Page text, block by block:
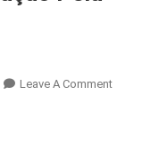
Leave A CommentOn